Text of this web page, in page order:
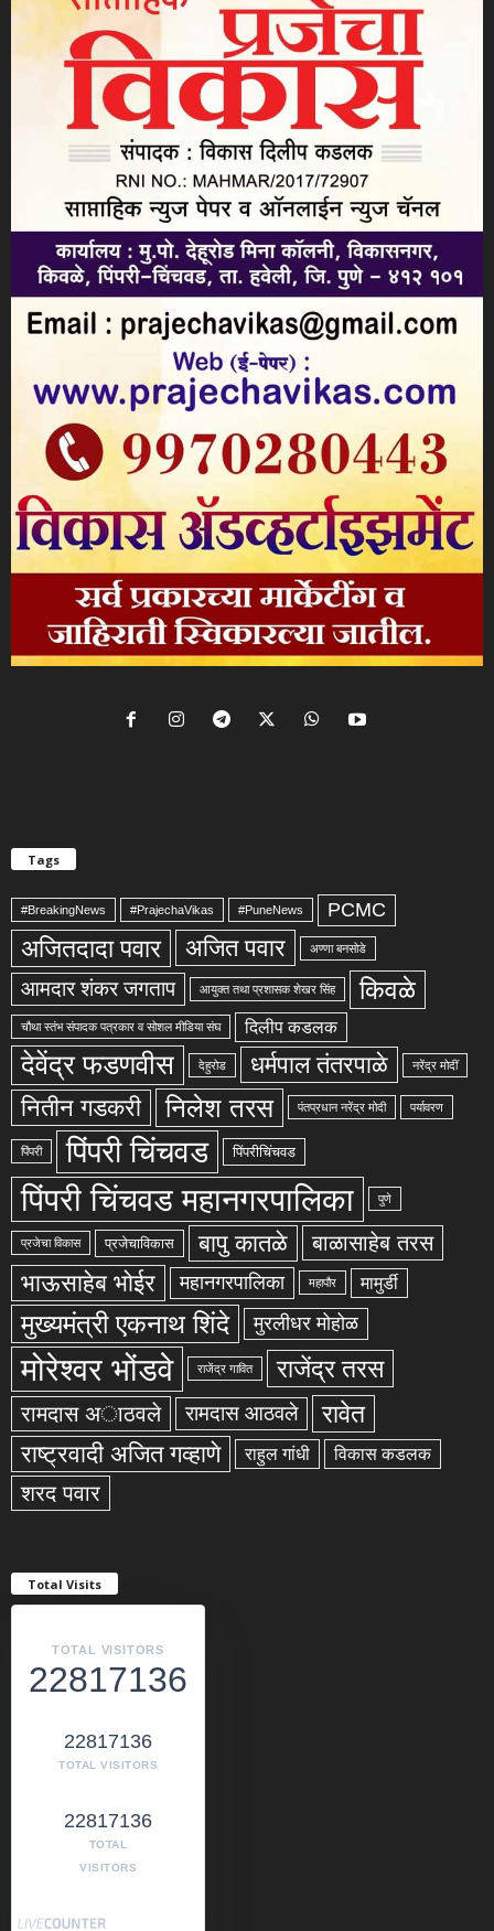
Tags
#BreakingNews #PrajechaVikas #PuneNews PCMC
अजितदादा पवार अजित पवार अण्णा बनसोडे
आमदार शंकर जगताप आयुक्त तथा प्रशासक शेखर सिंह किवळे
चौथा स्तंभ संपादक पत्रकार व सोशल मीडिया संघ दिलीप कडलक
देवेंद्र फडणवीस देहुरोड धर्मपाल तंतरपाळे नरेंद्र मोदीं
नितीन गडकरी निलेश तरस पंतप्रधान नरेंद्र मोदी पर्यावरण
पिंपरी पिंपरी चिंचवड पिंपरीचिंचवड
पिंपरी चिंचवड महानगरपालिका पुणे
प्रजेचा विकास प्रजेचाविकास बापु कातळे बाळासाहेब तरस
भाऊसाहेब भोईर महानगरपालिका महापौर मामुर्डी
मुख्यमंत्री एकनाथ शिंदे मुरलीधर मोहोळ
मोरेश्वर भोंडवे राजेंद्र गावित राजेंद्र तरस
रामदास अाठवले रामदास आठवले रावेत
राष्ट्रवादी अजित गव्हाणे राहुल गांधी विकास कडलक
शरद पवार
Total Visits
TOTAL VISITORS
22817136
22817136
TOTAL VISITORS
22817136
TOTAL
VISITORS